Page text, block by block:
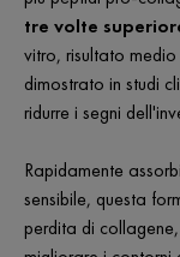
tre volte
vitro, risultato
dimostrato in studi
ridurre i segni
Rapidamente
sensibile, questa
perdita di